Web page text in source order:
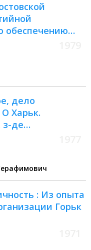
обеспечению
: Сб.
дело
Харьк.
з-де
: Из опыта
Горьк